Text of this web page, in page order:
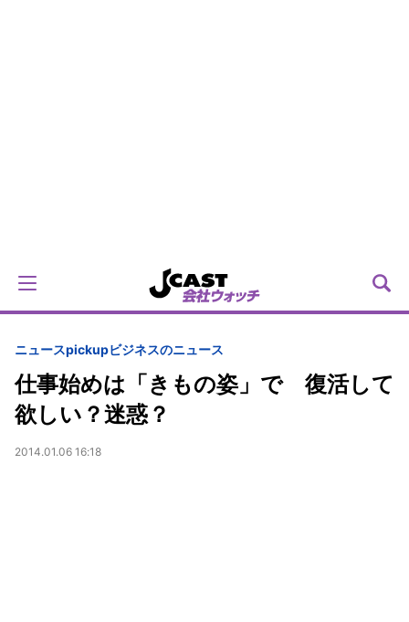
ニュースpickupビジネスのニュース
仕事始めは「きもの姿」で 復活して
欲しい？迷惑？
2014.01.06 16:18